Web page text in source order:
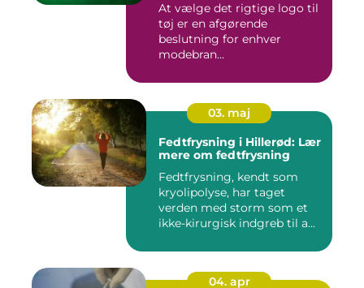
At vælge det rigtige logo til
tøj er en afgørende
beslutning for enhver
modebran...
03. maj
Fedtfrysning i Hillerød: Lær
mere om fedtfrysning
Fedtfrysning, kendt som
kryolipolyse, har taget
verden med storm som et
ikke-kirurgisk indgreb til a...
04. apr